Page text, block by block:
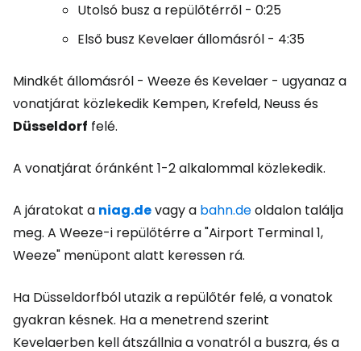
Utolsó busz a repülőtérről - 0:25
Első busz Kevelaer állomásról - 4:35
Mindkét állomásról - Weeze és Kevelaer - ugyanaz a
vonatjárat közlekedik Kempen, Krefeld, Neuss és
Düsseldorf felé.
A vonatjárat óránként 1-2 alkalommal közlekedik.
A járatokat a niag.devagy a bahn.deoldalon találja
meg. A Weeze-i repülőtérre a "Airport Terminal 1,
Weeze" menüpont alatt keressen rá.
Ha Düsseldorfból utazik a repülőtér felé, a vonatok
gyakran késnek. Ha a menetrend szerint
Kevelaerben kell átszállnia a vonatról a buszra, és a